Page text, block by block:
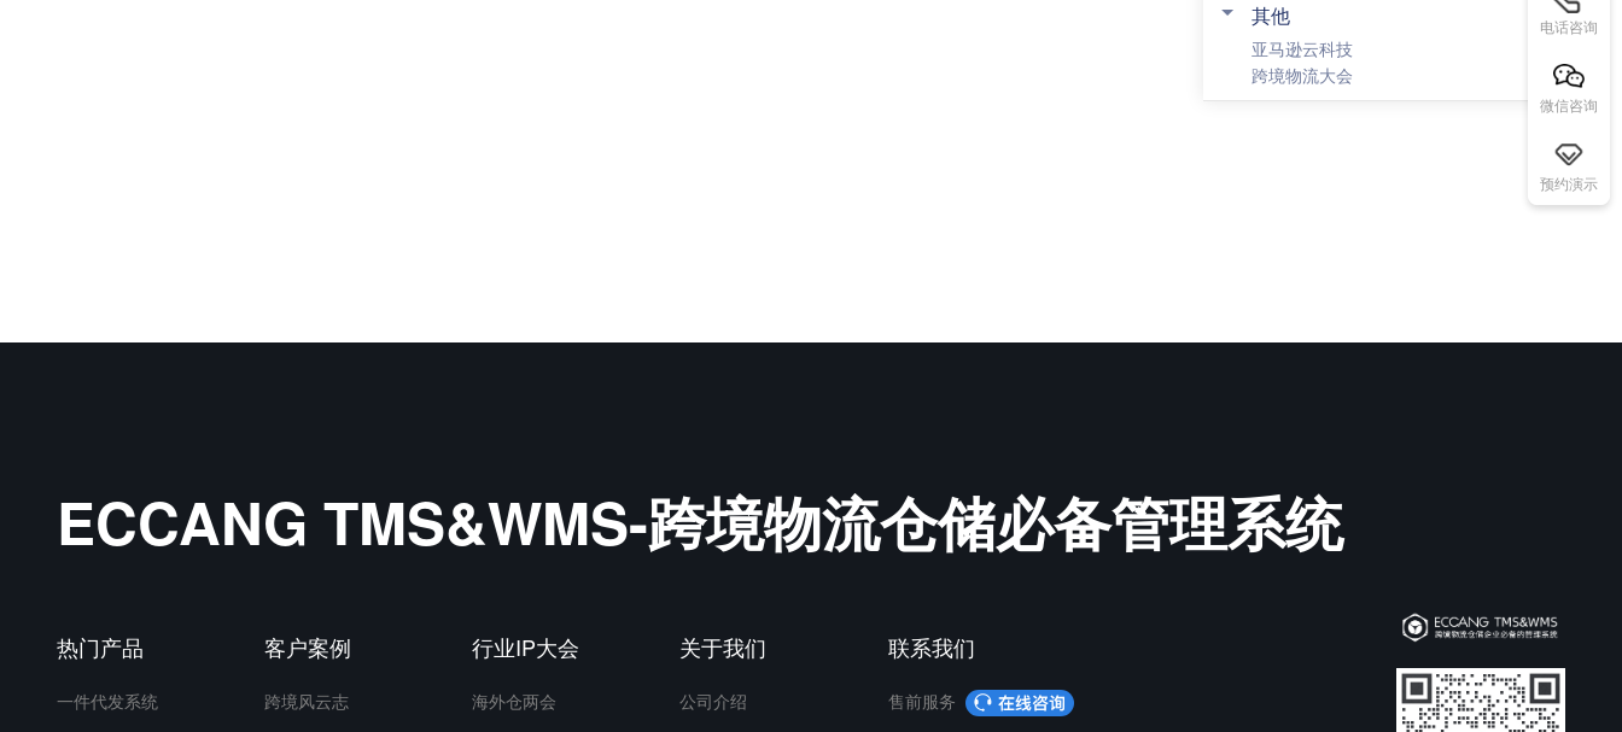
其他
亚马逊云科技
跨境物流大会
ECCANG TMS&WMS-跨境物流仓储必备管理系统
热门产品
一件代发系统
客户案例
跨境风云志
行业IP大会
海外仓两会
关于我们
公司介绍
联系我们
售前服务
电话咨询
微信咨询
预约演示